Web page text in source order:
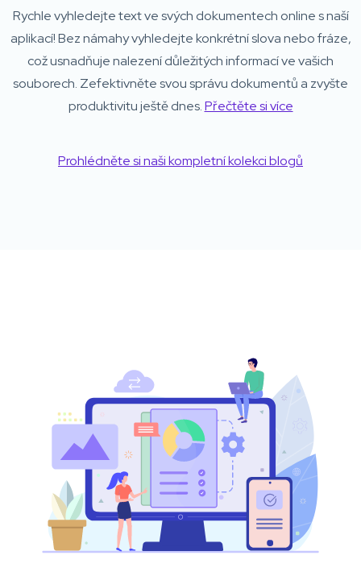
Rychle vyhledejte text ve svých dokumentech online s naší
aplikací! Bez námahy vyhledejte konkrétní slova nebo fráze,
což usnadňuje nalezení důležitých informací ve vašich
souborech. Zefektivněte svou správu dokumentů a zvyšte
produktivitu ještě dnes.Přečtěte si více
Prohlédněte si naši kompletní kolekci blogů